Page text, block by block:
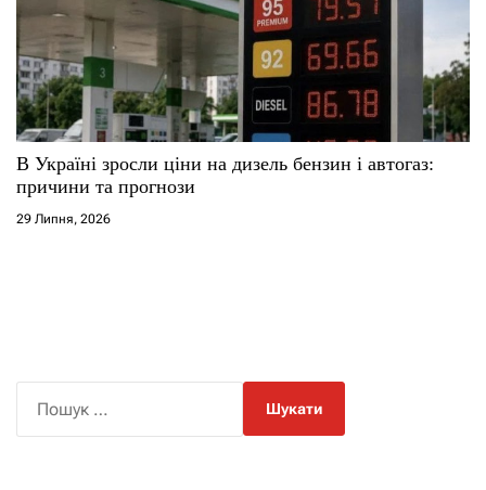
В Україні зросли ціни на дизель бензин і автогаз:
причини та прогнози
29 Липня, 2026